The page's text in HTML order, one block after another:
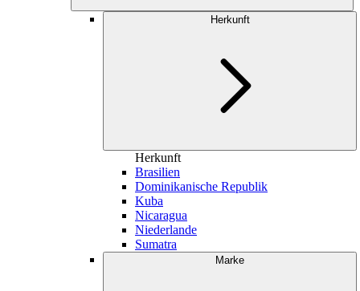
Herkunft
Herkunft
Brasilien
Dominikanische Republik
Kuba
Nicaragua
Niederlande
Sumatra
Marke